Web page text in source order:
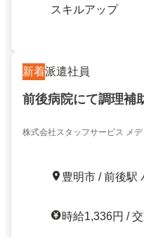
スキルアップ
新着派遣社員
前後病院にて調理補
株式会社スタッフサービス メ
豊明市 / 前後駅
時給1,336円 /